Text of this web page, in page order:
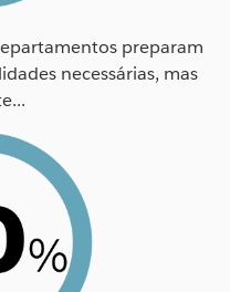
preparam
necessárias, mas